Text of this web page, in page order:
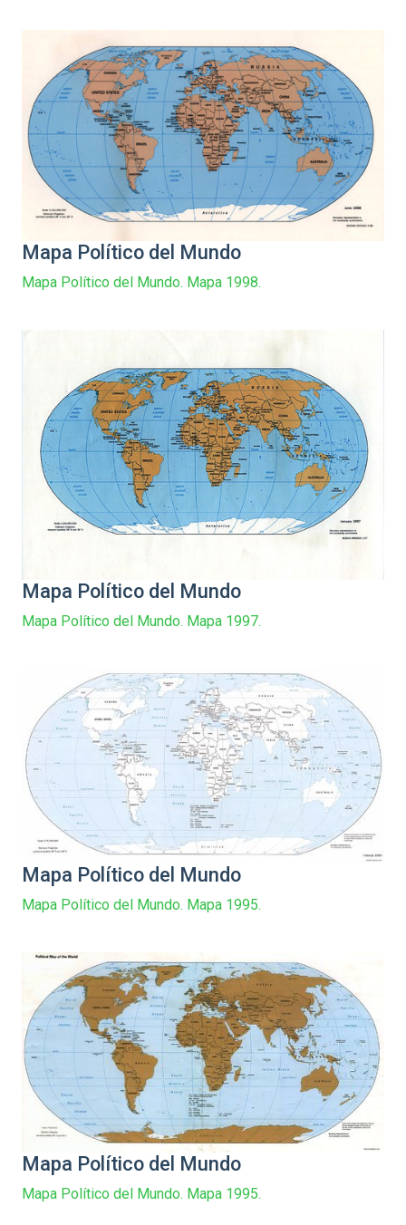
Mapa Político del Mundo
Mapa Político del Mundo. Mapa 1998.
Mapa Político del Mundo
Mapa Político del Mundo. Mapa 1997.
Mapa Político del Mundo
Mapa Político del Mundo. Mapa 1995.
Mapa Político del Mundo
Mapa Político del Mundo. Mapa 1995.